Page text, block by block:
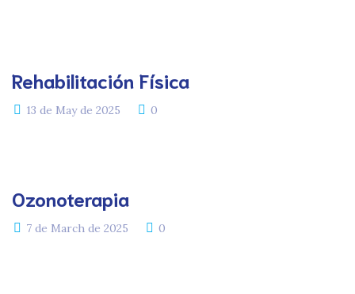
Rehabilitación Física
13 de May de 2025 0
Ozonoterapia
7 de March de 2025 0